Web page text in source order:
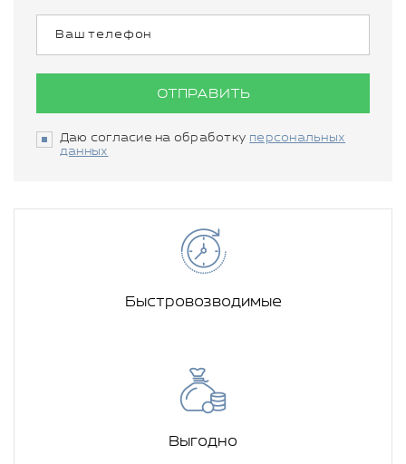
ОТПРАВИТЬ
Даю согласие на обработку персональных
данных
Быстровозводимые
Выгодно